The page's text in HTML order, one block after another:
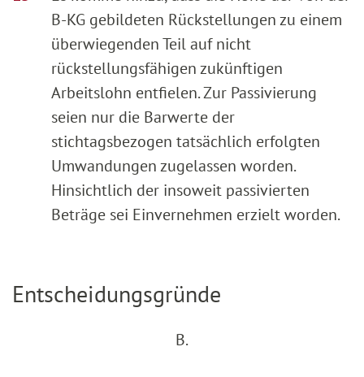
B-KG gebildeten Rückstellungen zu einem
überwiegenden Teil auf nicht
rückstellungsfähigen zukünftigen
Arbeitslohn entfielen. Zur Passivierung
seien nur die Barwerte der
stichtagsbezogen tatsächlich erfolgten
Umwandungen zugelassen worden.
Hinsichtlich der insoweit passivierten
Beträge sei Einvernehmen erzielt worden.
Entscheidungsgründe
B.